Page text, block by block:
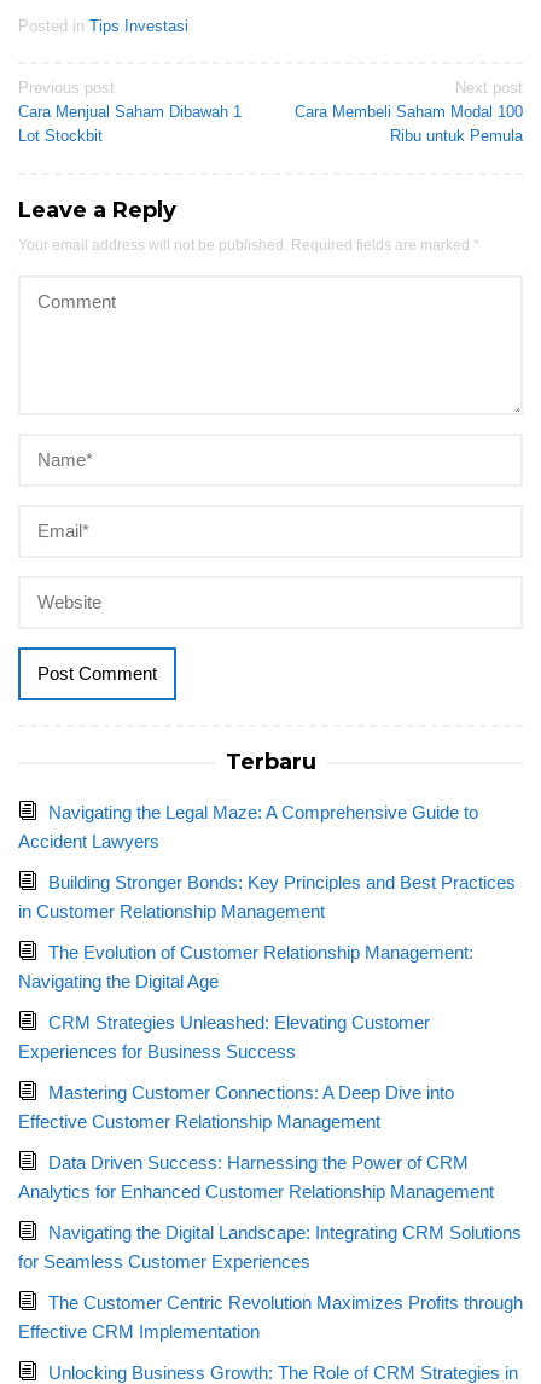
Posted in Tips Investasi
Post
navigation
Previous post
Cara Menjual Saham Dibawah 1
Lot Stockbit
Next post
Cara Membeli Saham Modal 100
Ribu untuk Pemula
Leave a Reply
Your email address will not be published. Required fields are marked *
Terbaru
Navigating the Legal Maze: A Comprehensive Guide to
Accident Lawyers
Building Stronger Bonds: Key Principles and Best Practices
in Customer Relationship Management
The Evolution of Customer Relationship Management:
Navigating the Digital Age
CRM Strategies Unleashed: Elevating Customer
Experiences for Business Success
Mastering Customer Connections: A Deep Dive into
Effective Customer Relationship Management
Data Driven Success: Harnessing the Power of CRM
Analytics for Enhanced Customer Relationship Management
Navigating the Digital Landscape: Integrating CRM Solutions
for Seamless Customer Experiences
The Customer Centric Revolution Maximizes Profits through
Effective CRM Implementation
Unlocking Business Growth: The Role of CRM Strategies in